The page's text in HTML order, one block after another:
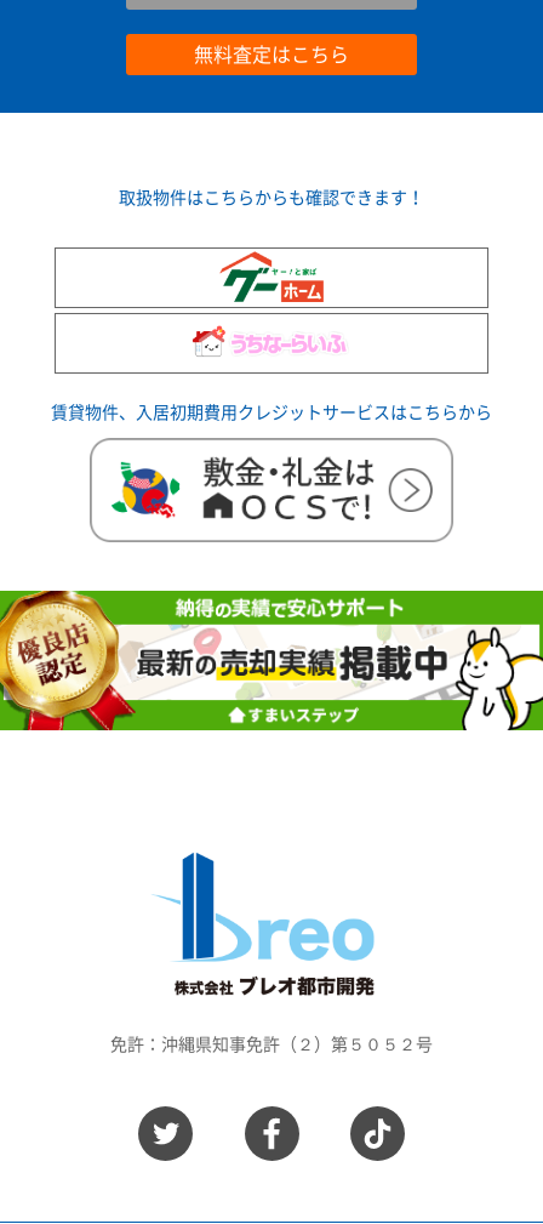
無料査定はこちら
取扱物件はこちらからも確認できます！
賃貸物件、入居初期費用クレジットサービスはこちらから
免許：沖縄県知事免許（２）第５０５２号